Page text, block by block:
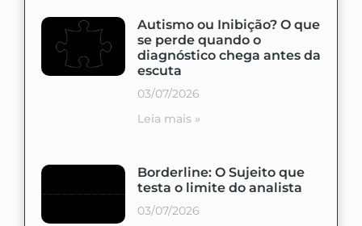
Autismo ou Inibição? O que
se perde quando o
diagnóstico chega antes da
escuta
03/07/2026
Leia mais »
Borderline: O Sujeito que
testa o limite do analista
03/07/2026